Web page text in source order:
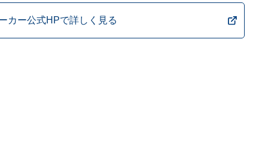
カー公式HPで詳しく見る